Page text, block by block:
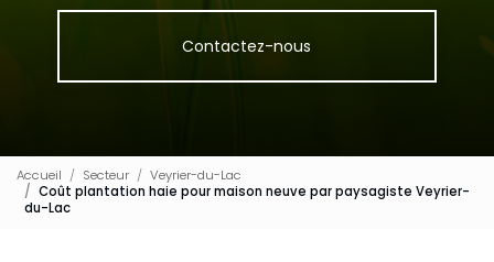
Contactez-nous
Accueil Secteur
Veyrier-du-Lac
Coût plantation haie pour maison neuve par paysagiste Veyrier-
du-Lac